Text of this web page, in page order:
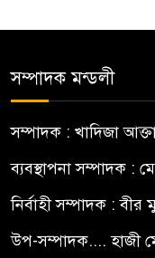
সম্পাদক মন্ডলী
সম্পাদক : খাদিজা
ব্যবস্থাপনা সম্পাদক
নির্বাহী সম্পাদক : বীর
উপ-সম্পাদক.... হাজী